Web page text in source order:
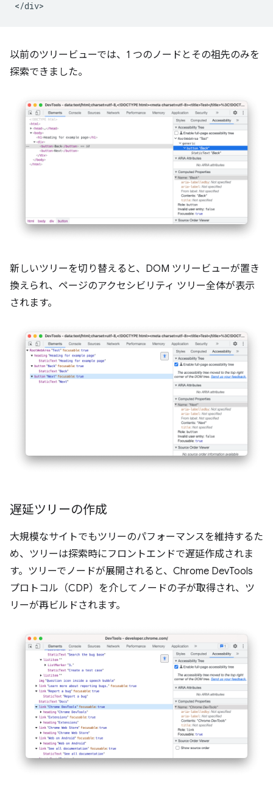
以前のツリービューでは、1 つのノードとその祖先のみを
探索できました。
新しいツリーを切り替えると、DOM ツリービューが置き
換えられ、ページのアクセシビリティ ツリー全体が表示
されます。
遅延ツリーの作成
大規模なサイトでもツリーのパフォーマンスを維持するた
め、ツリーは探索時にフロントエンドで遅延作成されま
す。ツリーでノードが展開されると、Chrome DevTools
プロトコル（CDP）を介してノードの子が取得され、ツ
リーが再ビルドされます。